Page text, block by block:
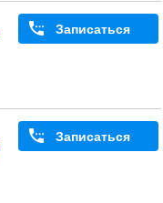
Записаться
Записаться